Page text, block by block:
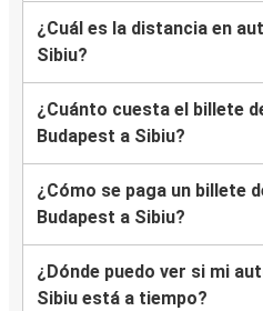
¿Cuál es la distancia en
Sibiu?
¿Cuánto cuesta el billete
Budapest a Sibiu?
¿Cómo se paga un billete
Budapest a Sibiu?
¿Dónde puedo ver si mi
Sibiu está a tiempo?